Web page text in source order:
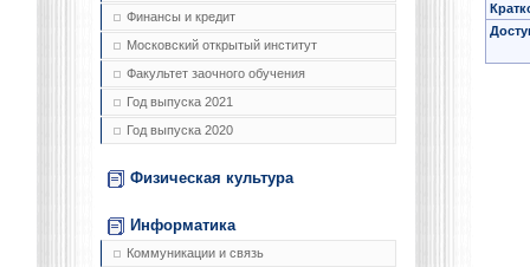
Финансы и кредит
Московский открытый институт
Факультет заочного обучения
Год выпуска 2021
Год выпуска 2020
Физическая культура
Информатика
Коммуникации и связь